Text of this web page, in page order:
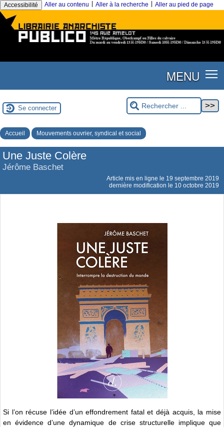
Accessibilité Aller au contenu Aller à la recherche Aller au pied de page
MENU
Se connecter
Accueil Mouvements ouvrier, syndical et social
Une Juste Colère
Jérôme Baschet
Article mis en ligne le 19 septembre 2019
dernière modification le 10 octobre 2019
Si l’on récuse l’idée d’un effondrement fatal et déjà acquis, la mise
en évidence d’une dynamique de crise structurelle implique que